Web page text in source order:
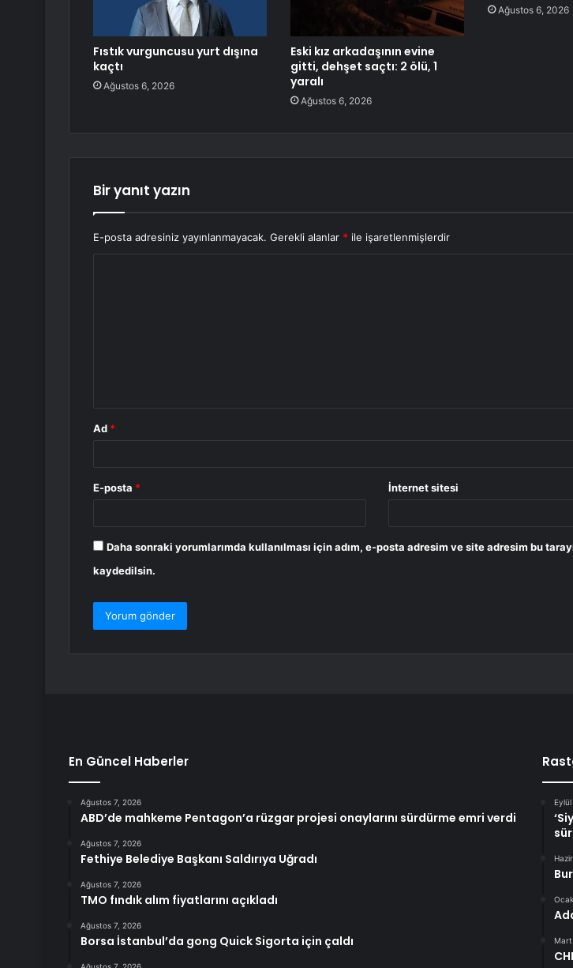
Fıstık vurguncusu yurt dışına
kaçtı
Ağustos 6, 2026
Eski kız arkadaşının evine
gitti, dehşet saçtı: 2 ölü, 1
yaralı
Ağustos 6, 2026
Ağustos 6, 2026
Bir yanıt yazın
E-posta adresiniz yayınlanmayacak. Gerekli alanlar * ile işaretlenmişlerdir
Ad *
E-posta * İnternet sitesi
Daha sonraki yorumlarımda kullanılması için adım, e-posta adresim ve site adresim bu
kaydedilsin.
En Güncel Haberler
Ağustos 7, 2026
ABD’de mahkeme Pentagon’a rüzgar projesi onaylarını sürdürme emri verdi
Ağustos 7, 2026
Fethiye Belediye Başkanı Saldırıya Uğradı
Ağustos 7, 2026
TMO fındık alım fiyatlarını açıkladı
Ağustos 7, 2026
Borsa İstanbul’da gong Quick Sigorta için çaldı